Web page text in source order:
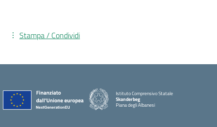
Stampa / Condividi
Istituto Comprensivo Statale
Skanderbeg
Piana degli Albanesi